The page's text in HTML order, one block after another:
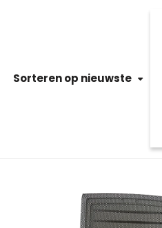
Sorteren op nieuwste